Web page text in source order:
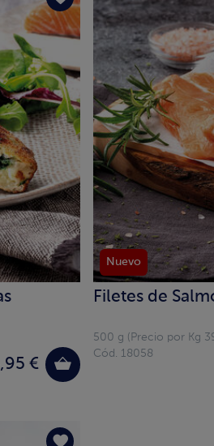
€
Nuevo
Filetes de
500 g (Precio por Kg
Cód. 18058